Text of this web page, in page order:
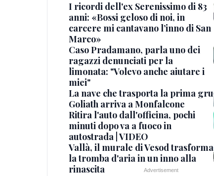
I ricordi dell'ex Serenissimo di 83
anni: «Bossi geloso di noi, in
carcere mi cantavano l’inno di San
Marco»
Caso Pradamano, parla uno dei
ragazzi denunciati per la
limonata: "Volevo anche aiutare i
miei"
La nave che trasporta la prima gru
Goliath arriva a Monfalcone
Ritira l'auto dall'officina, pochi
minuti dopo va a fuoco in
autostrada | VIDEO
Vallà, il murale di Vesod trasforma
la tromba d'aria in un inno alla
rinascita